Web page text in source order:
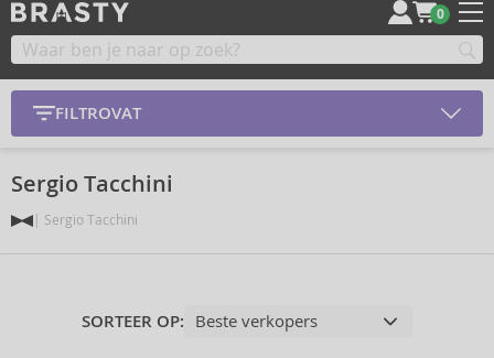
0
FILTROVAT
Sergio Tacchini
Sergio Tacchini
SORTEER OP: